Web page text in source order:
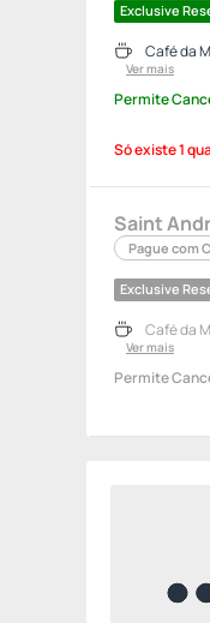
Exclusive
Café da
Ver mais
Permite
Só existe 1
Saint
Pague com
Exclusive
Café da
Ver mais
Permite